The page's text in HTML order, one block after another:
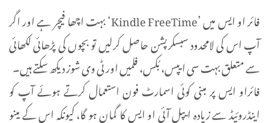
فائر او ایس میں ’Kindle FreeTime‘ بہت اچھا فیچر ہے اور اگر
آپ اس کی لامحدود سبسکرپشن حاصل کرلیں تو بچوں کی پڑھائی لکھائی
سے متعلق بہت سی ایپس، بُکس، فلمیں اور ٹی وی شوز دیکھ سکتے ہیں۔
فائراو ایس پر مبنی کوئی اسمارٹ فون استعمال کرتے ہوئے آپ کو
اینڈروئیڈ سے زیادہ ایپل آئی او ایس کا گمان ہو گا، کیونکہ اس کے مینو